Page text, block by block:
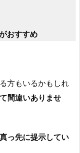
おすすめ
方もいるかもしれ
間違いありませ
っ先に提示してい